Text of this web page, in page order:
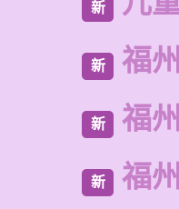
新
新 福
新 福
新 福